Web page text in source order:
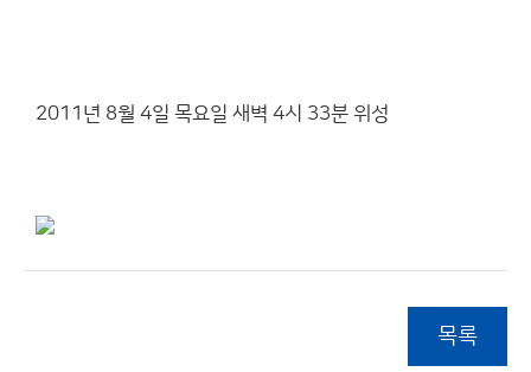
2011년 8월 4일 목요일 새벽 4시 33분 위성
목록